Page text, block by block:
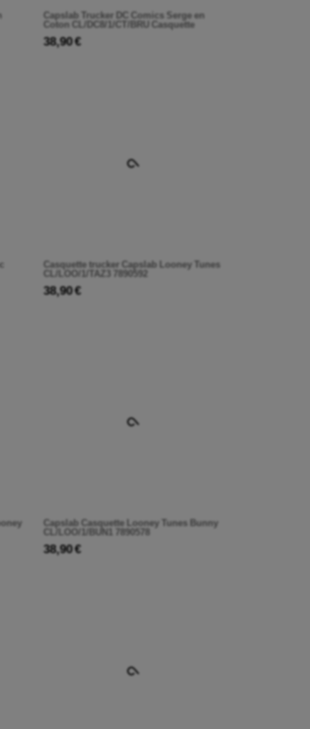
Capslab Trucker DC Comics Serge en
Coton CL/DC8/1/CT/BRU Casquette
38,90 €
Casquette trucker Capslab Looney Tunes
CL/LOO/1/TAZ3 7890592
38,90 €
Capslab Casquette Looney Tunes Bunny
CL/LOO/1/BUN1 7890578
38,90 €